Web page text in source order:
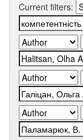
Current filters: